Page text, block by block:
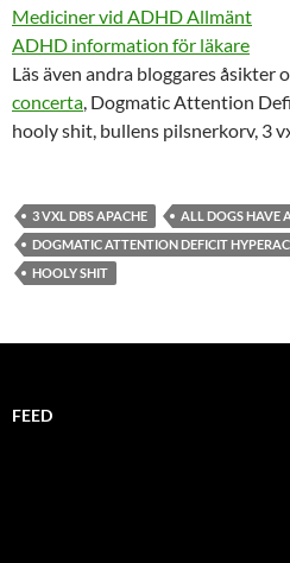
Mediciner vid ADHD Allmänt
ADHD information för läkare
Läs även andra bloggares åsikter
concerta, Dogmatic Attention
hooly shit, bullens pilsnerkorv, 3
3 VXL DBS APACHE ALL DOGS HAVE
DOGMATIC ATTENTION DEFICIT
HOOLY SHIT
FEED